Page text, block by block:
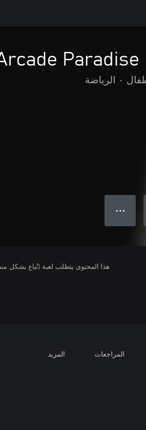
• الرياضة
● ● ●
هذا المحتوى يتطلب لعبة (تُباع بشكل
المراجعات المزيد